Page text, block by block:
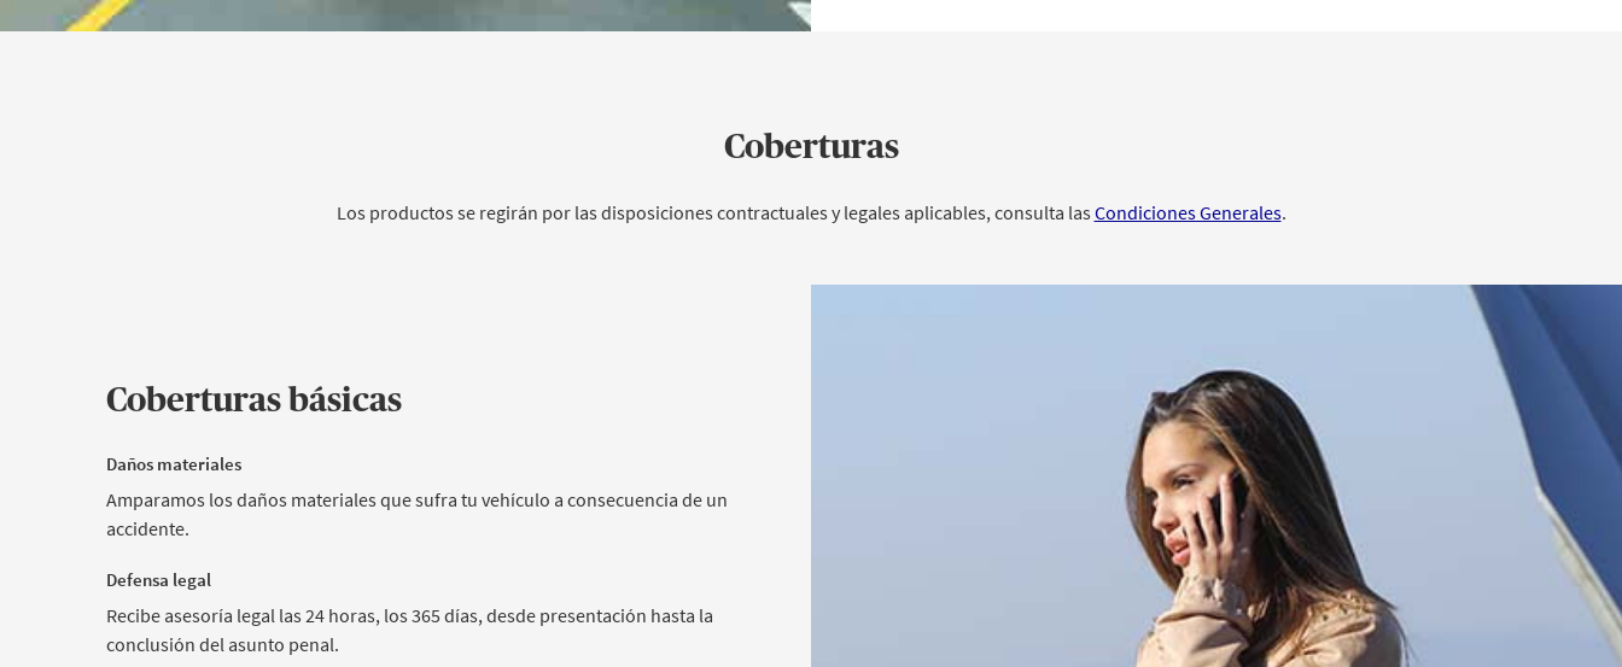
Coberturas
Los productos se regirán por las disposiciones contractuales y legales aplicables, consulta las Condiciones Generales.
Coberturas básicas
Daños materiales
Amparamos los daños materiales que sufra tu vehículo a consecuencia de un
accidente.
Defensa legal
Recibe asesoría legal las 24 horas, los 365 días, desde presentación hasta la
conclusión del asunto penal.